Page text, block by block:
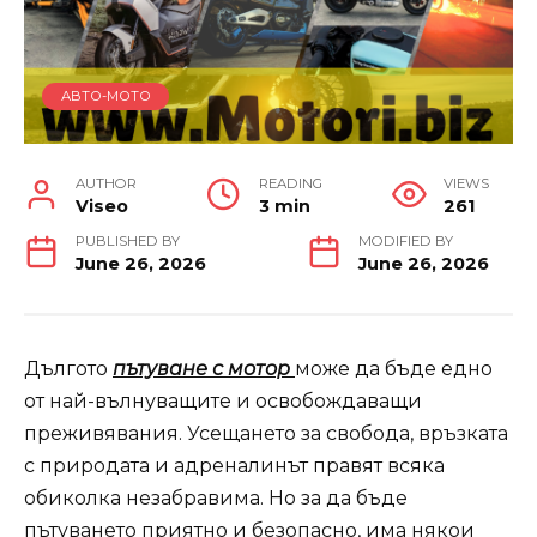
АВТО-МОТО
AUTHOR
Viseo
READING
3 min
VIEWS
261
PUBLISHED BY
June 26, 2026
MODIFIED BY
June 26, 2026
Дългото пътуване с мотор може да бъде едно
от най-вълнуващите и освобождаващи
преживявания. Усещането за свобода, връзката
с природата и адреналинът правят всяка
обиколка незабравима. Но за да бъде
пътуването приятно и безопасно, има някои